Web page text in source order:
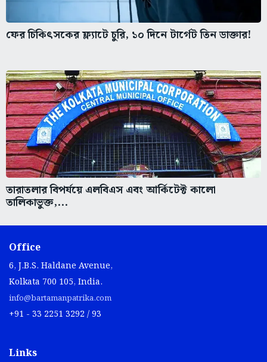
ফের চিকিৎসকের ফ্ল্যাটে চুরি, ১০ দিনে টার্গেট তিন ডাক্তার!
তারাতলার বিপর্যয়ে এলবিএস এবং আর্কিটেক্ট কালো
তালিকাভুক্ত,...
Office
6, J.B.S. Haldane Avenue,
Kolkata 700 105, India.
info@bartamanpatrika.com
+91 - 33 2251 3292 / 93
Links